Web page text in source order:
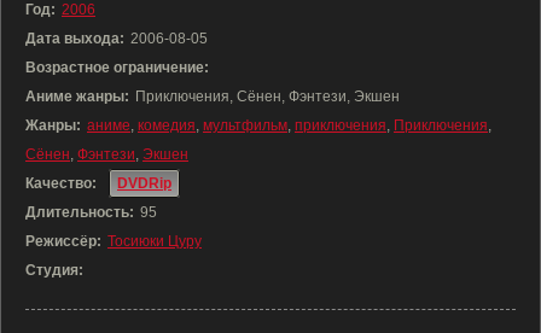
Год: 2006
Дата выхода: 2006-08-05
Возрастное ограничение:
Аниме жанры: Приключения, Сёнен, Фэнтези, Экшен
Жанры: аниме, комедия, мультфильм, приключения, Приключения,
Сёнен, Фэнтези, Экшен
Качество:
DVDRip
Длительность: 95
Режиссёр: Тосиюки Цуру
Студия: